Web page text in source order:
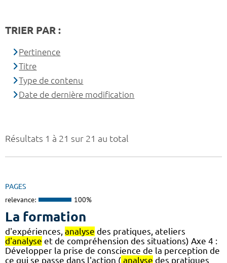
Résultats 1 à 21 sur 21 au total
PAGES
relevance: 100%
La formation
d'expériences, analyse des pratiques, ateliers
d'analyse et de compréhension des situations) Axe 4 :
Développer la prise de conscience de la perception de
ce qui se passe dans l'action ( analyse des pratiques
TRIER PAR :
Pertinence
Titre
Type de contenu
Date de dernière modification